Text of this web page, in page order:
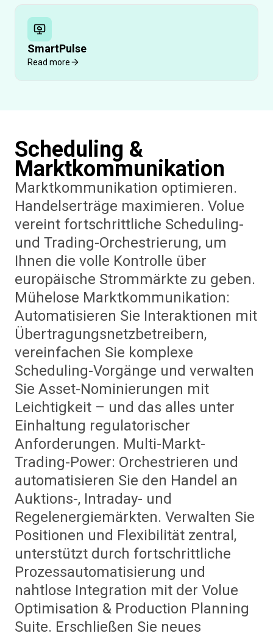
SmartPulse
Read more
Scheduling &
Marktkommunikation
Marktkommunikation optimieren.
Handelserträge maximieren. Volue
vereint fortschrittliche Scheduling-
und Trading-Orchestrierung, um
Ihnen die volle Kontrolle über
europäische Strommärkte zu geben.
Mühelose Marktkommunikation:
Automatisieren Sie Interaktionen mit
Übertragungsnetzbetreibern,
vereinfachen Sie komplexe
Scheduling-Vorgänge und verwalten
Sie Asset-Nominierungen mit
Leichtigkeit – und das alles unter
Einhaltung regulatorischer
Anforderungen. Multi-Markt-
Trading-Power: Orchestrieren und
automatisieren Sie den Handel an
Auktions-, Intraday- und
Regelenergiemärkten. Verwalten Sie
Positionen und Flexibilität zentral,
unterstützt durch fortschrittliche
Prozessautomatisierung und
nahtlose Integration mit der Volue
Optimisation & Production Planning
Suite. Erschließen Sie neues